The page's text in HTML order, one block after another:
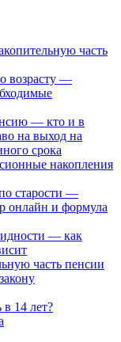
часть
возрасту —
— кто и в
на выход на
срока
накопления
старости —
онлайн и формула
— как
часть пенсии
в 14 лет?